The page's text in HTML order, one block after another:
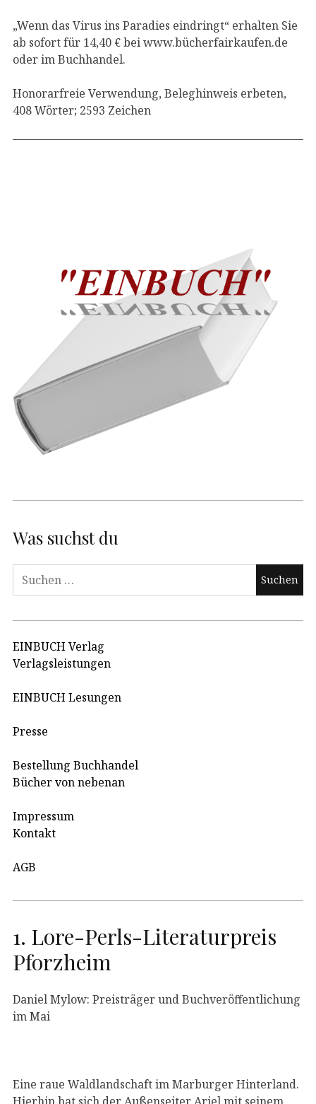
„Wenn das Virus ins Paradies eindringt“ erhalten Sie
ab sofort für 14,40 € bei www.bücherfairkaufen.de
oder im Buchhandel.
Honorarfreie Verwendung, Beleghinweis erbeten,
408 Wörter; 2593 Zeichen
Was suchst du
Suchen
EINBUCH Verlag
Verlagsleistungen
EINBUCH Lesungen
Presse
Bestellung Buchhandel
Bücher von nebenan
Impressum
Kontakt
AGB
1. Lore-Perls-Literaturpreis
Pforzheim
Daniel Mylow: Preisträger und Buchveröffentlichung
im Mai
Eine raue Waldlandschaft im Marburger Hinterland.
Hierhin hat sich der Außenseiter Ariel mit seinem